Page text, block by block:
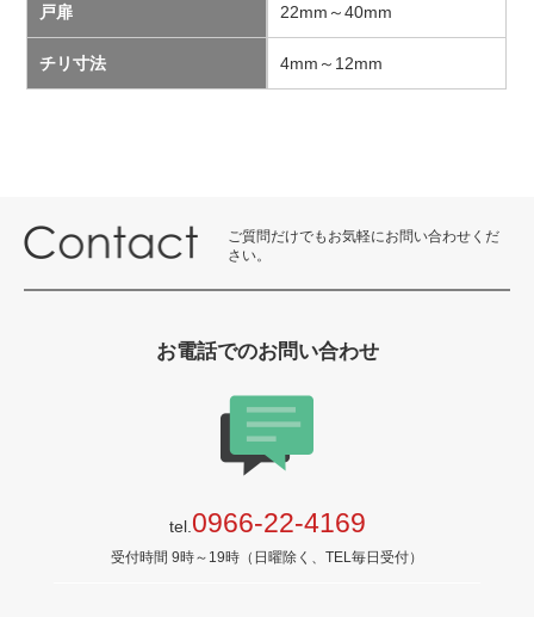
戸扉 22mm～40mm
チリ寸法 4mm～12mm
ご質問だけでもお気軽にお問い合わせくだ
さい。
お電話でのお問い合わせ
tel. 0966-22-4169
受付時間 9時～19時（日曜除く、TEL毎日受付）